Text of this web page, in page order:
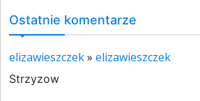
Ostatnie komentarze
elizawieszczek» elizawieszczek
Strzyzow